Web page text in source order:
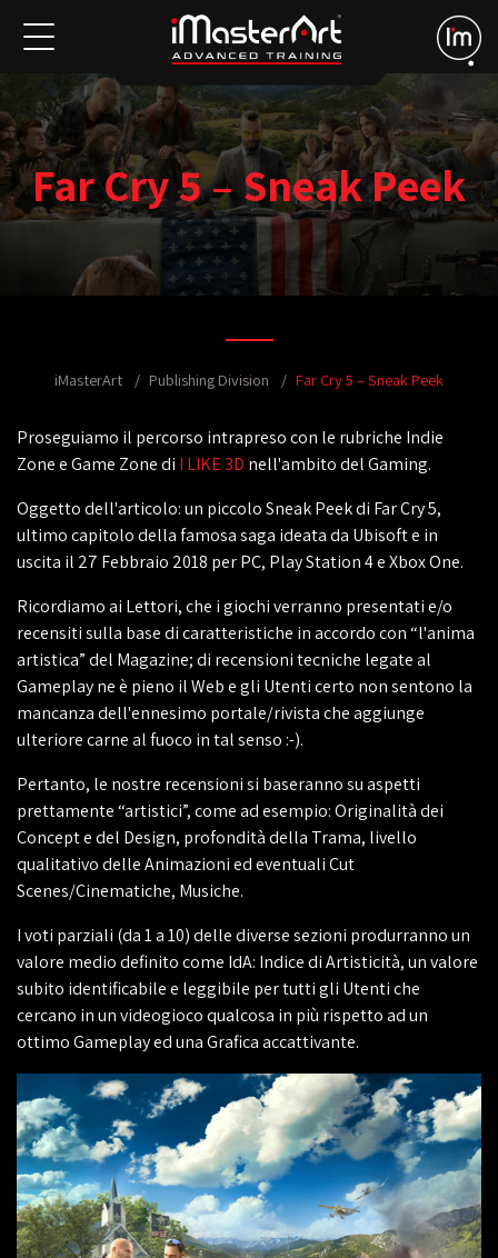
Far Cry 5 – Sneak Peek
iMasterArt Publishing Division Far Cry 5 – Sneak Peek
Proseguiamo il percorso intrapreso con le rubriche Indie
Zone e Game Zone di I LIKE 3D nell'ambito del Gaming.
Oggetto dell'articolo: un piccolo Sneak Peek di Far Cry 5,
ultimo capitolo della famosa saga ideata da Ubisoft e in
uscita il 27 Febbraio 2018 per PC, Play Station 4 e Xbox One.
Ricordiamo ai Lettori, che i giochi verranno presentati e/o
recensiti sulla base di caratteristiche in accordo con “l'anima
artistica” del Magazine; di recensioni tecniche legate al
Gameplay ne è pieno il Web e gli Utenti certo non sentono la
mancanza dell'ennesimo portale/rivista che aggiunge
ulteriore carne al fuoco in tal senso :-).
Pertanto, le nostre recensioni si baseranno su aspetti
prettamente “artistici”, come ad esempio: Originalità dei
Concept e del Design, profondità della Trama, livello
qualitativo delle Animazioni ed eventuali Cut
Scenes/Cinematiche, Musiche.
I voti parziali (da 1 a 10) delle diverse sezioni produrranno un
valore medio definito come IdA: Indice di Artisticità, un valore
subito identificabile e leggibile per tutti gli Utenti che
cercano in un videogioco qualcosa in più rispetto ad un
ottimo Gameplay ed una Grafica accattivante.